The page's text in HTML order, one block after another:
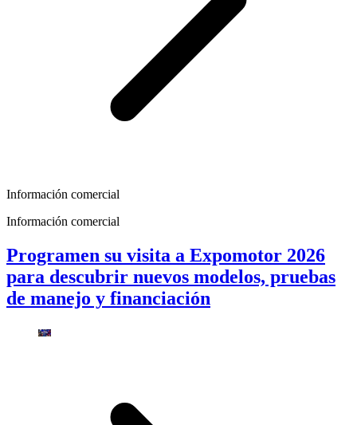
Información comercial
Información comercial
Programen su visita a Expomotor 2026
para descubrir nuevos modelos, pruebas
de manejo y financiación